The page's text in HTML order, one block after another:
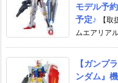
モデル予
予定♪
【
ムエアリア
【ガンプ
ンダム』